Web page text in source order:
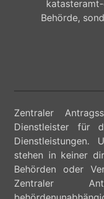
Behörde,
Zentraler
Dienstleister für
Dienstleistungen.
stehen in keiner
Behörden oder
Zentraler